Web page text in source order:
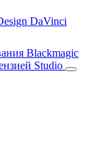
DaVinci
Blackmagic
Studio